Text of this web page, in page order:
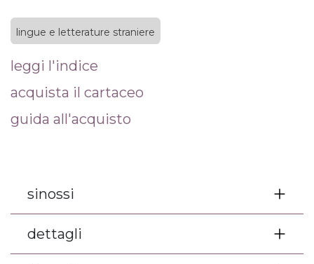
lingue e letterature straniere
leggi l'indice
acquista il cartaceo
guida all'acquisto
sinossi
dettagli